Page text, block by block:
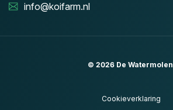
info@koifarm.nl
© 2026 De Watermolen
Cookieverklaring